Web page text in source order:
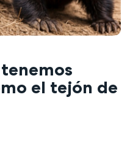
el tejón de